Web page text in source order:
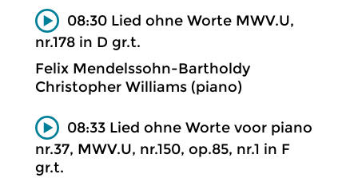
08:30 Lied ohne Worte MWV.U,
nr.178 in D gr.t.
Felix Mendelssohn-Bartholdy
Christopher Williams (piano)
08:33 Lied ohne Worte voor piano
nr.37, MWV.U, nr.150, op.85, nr.1 in F
gr.t.